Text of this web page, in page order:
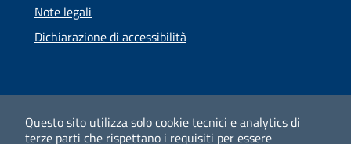
Questo sito utilizza solo cookie tecnici e analytics di
terze parti che rispettano i requisiti per essere
Note legali
Dichiarazione di accessibilità
FacebookInstagram